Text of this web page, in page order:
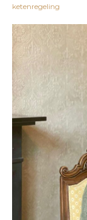
ketenregeling